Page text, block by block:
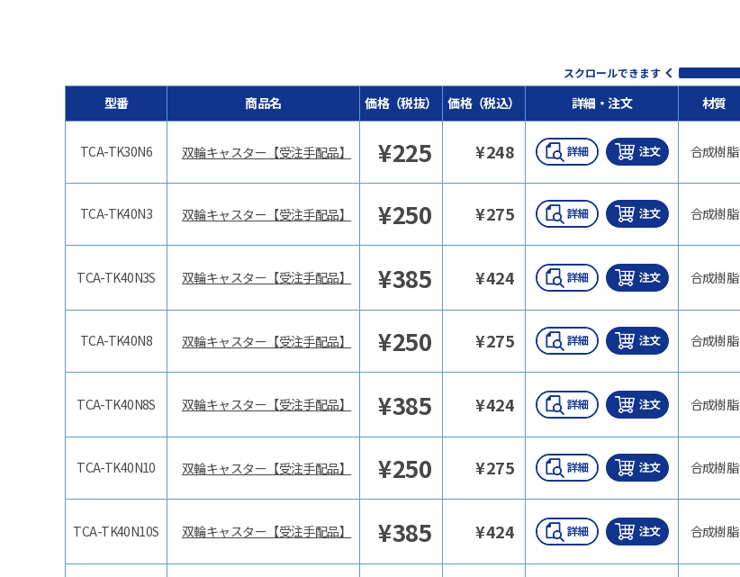
スクロールできます
型番 商品名 価格（税抜） 価格（税込） 詳細・注文
TCA-TK30N6 双輪キャスター【受注手配品】 ¥225 ¥248
TCA-TK40N3 双輪キャスター【受注手配品】 ¥250 ¥275
TCA-TK40N3S 双輪キャスター【受注手配品】 ¥385 ¥424
TCA-TK40N8 双輪キャスター【受注手配品】 ¥250 ¥275
TCA-TK40N8S 双輪キャスター【受注手配品】 ¥385 ¥424
TCA-TK40N10 双輪キャスター【受注手配品】 ¥250 ¥275
TCA-TK40N10S 双輪キャスター【受注手配品】 ¥385 ¥424
材質
合成樹脂
合成樹脂
合成樹脂
合成樹脂
合成樹脂
合成樹脂
合成樹脂